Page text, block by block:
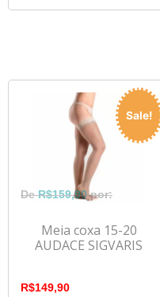
Sale!
Meia coxa 15-20
AUDACE SIGVARIS
R$159,90
R$149,90